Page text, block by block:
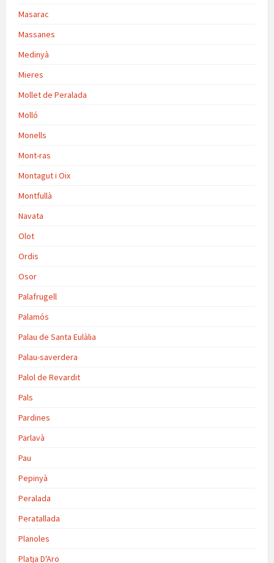
Masarac
Massanes
Medinyà
Mieres
Mollet de Peralada
Molló
Monells
Mont-ras
Montagut i Oix
Montfullà
Navata
Olot
Ordis
Osor
Palafrugell
Palamós
Palau de Santa Eulàlia
Palau-saverdera
Palol de Revardit
Pals
Pardines
Parlavà
Pau
Pepinyà
Peralada
Peratallada
Planoles
Platja D'Aro